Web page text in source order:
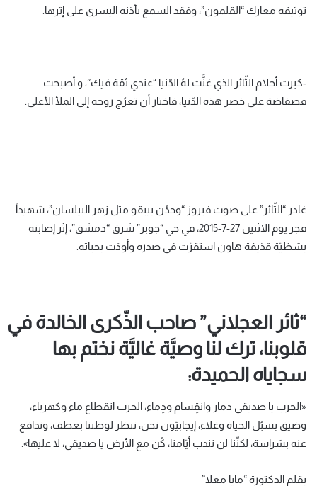
توثيقه معارك “القلمون”، وفقد السمع بأذنه اليسرى على إثرها.
-كبرت أحلام الثّائر الذي غنَّت لهُ الدّنيا “عندي ثقة فيك”، و أصبحت
فضفاضة على خصر هذه الدّنيا، فاختار أن تعرُج روحه إلى الملأ الأعلى.
غادر “الثّائر” على صوت فيروز “وحدُن بيبقو متل زهر البيلسان”، شهيداً
فجر يوم الاثنين 27-7-2015، في حي “جوبر” شرق “دمشق”، إثر إصابته
بشظيّة قذيفة هاون استقرّت في صدره وأودَت بحياته.
“ثائر العجلاني” صاحب الذّكرى الخالدة في
قلوبنا، ترك لنا وصيَّة غاليَّة نختم بها
سجاياه الحميدة:
«الحرب يا صديقي دمار وانقِسام ودِماء، الحرب انقطاع ماء وكهرباء،
وضيق بسبُل الحياة وغلاء، إيجابيّون نحن، ننظر لوطننا بعطف، وندافع
عنه بشراسة، لكنّنا لن نندب أيّامنا، كُن مع الأرض يا صديقي، لا عليها».
بقلم الدكتورة “مايا معلا”